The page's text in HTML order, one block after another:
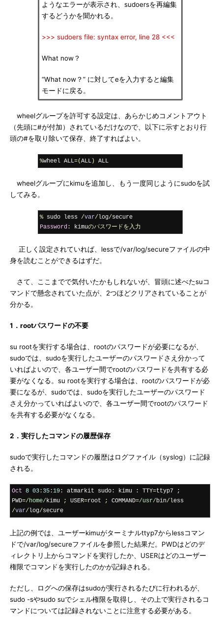
ようなエラーが表示され、sudoersを再編集
するどうかを聞かれる。
>>> sudoers file: syntax error, line 28 <<<
What now？
“What now？” に対してeを入力すると編集
モードに戻る。
wheelグループを許可する設定は、あらかじめコメントアウト
（先頭に#が付加）されているだけなので、以下に示すとおり行
頭の#を取り除いて保存、終了すればよい。
%wheel ALL=(ALL) ALL
wheelグループにkimuを追加し、もう一度同じようにsudoを試
してみる。
% sudo less /var/ log/
secure
Password: kimuのパスワードを入力
正しく設定されていれば、lessで/var/log/secureファイルの中
身を読むことができるはずだ。
さて、ここまでで気付いたかもしれないが、冒頭に述べたsuコ
マンドで懸念されていた点が、2つほどクリアされていることが
分かる。
1．rootパスワードの不要
su rootを実行する場合は、rootのパスワードが必要になるが、
sudoでは、sudoを実行したユーザーのパスワードさえ分かって
いればよいので、各ユーザー間でrootのパスワードを共有する必
要がなくなる。su rootを実行する場合は、rootのパスワードが必
要になるが、sudoでは、sudoを実行したユーザーのパスワード
さえ分かっていればよいので、各ユーザー間でrootのパスワード
を共有する必要がなくなる。
2．実行したコマンドの履歴保存
sudoで実行したコマンドの履歴はログファイル（syslog）に記録
される。
Oct 8 03 : 35 :19 : atmarkit sudo : kimu : TTY=ttyp7
;
PWD=/home/kimu ; USER=root ; COMMAND=/usr/bin/
/var/ log/secure
上記の例では、ユーザーkimuがターミナルttyp7からlessコマン
ドで/var/log/secureファイルを参照した結果だ。PWDはどのデ
ィレクトリ上からコマンドを実行したか、USERはどのユーザー
権限でコマンドを実行したのかが記録される。
ただし、ログへの保存はsudoが実行されるたびに行われるが、
sudo -sやsudo suでシェル権限を取得し、その上で実行されるコ
マンドについては記録されないことに注意する必要がある。